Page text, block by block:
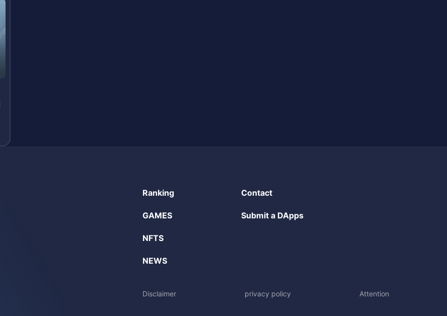
Ranking
GAMES
NFTS
NEWS
Contact
Submit a DApps
Disclaimer privacy policy Attention